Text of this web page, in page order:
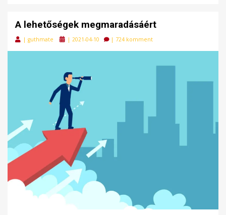
A lehetőségek megmaradásáért
| guthmate
Posted
| 2021-04-10 | 724 komment